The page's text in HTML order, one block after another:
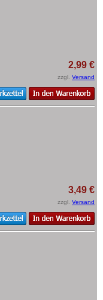
2,99 €
zzgl. Versand
3,49 €
zzgl. Versand